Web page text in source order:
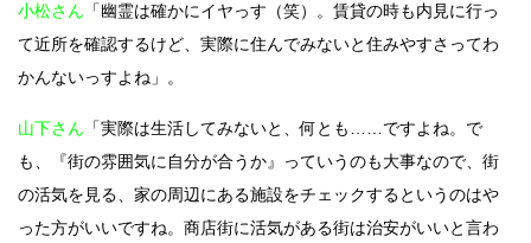
小松さん 「幽霊は確かにイヤっす（笑）。賃貸の時も内見に行っ
て近所を確認するけど、実際に住んでみないと住みやすさってわ
かんないっすよね」。
山下さん 「実際は生活してみないと、何とも……ですよね。で
も、『街の雰囲気に自分が合うか』っていうのも大事なので、街
の活気を見る、家の周辺にある施設をチェックするというのはや
った方がいいですね。商店街に活気がある街は治安がいいと言わ